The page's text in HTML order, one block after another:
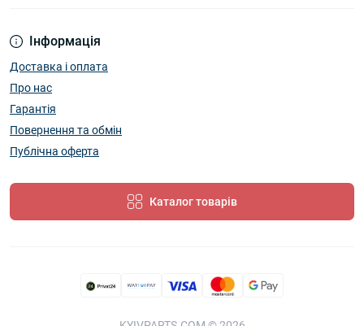
Інформація
Доставка і оплата
Про нас
Гарантія
Повернення та обмін
Публічна оферта
Каталог товарів